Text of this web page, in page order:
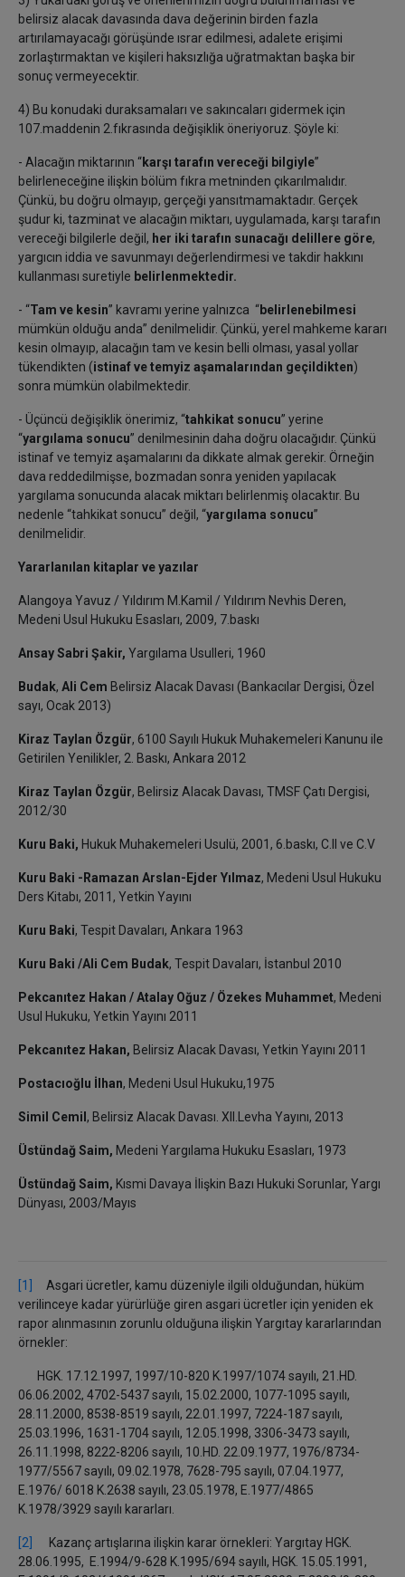
belirsiz alacak davasında dava değerinin birden fazla
artırılamayacağı görüşünde ısrar edilmesi, adalete erişimi
zorlaştırmaktan ve kişileri haksızlığa uğratmaktan başka bir
sonuç vermeyecektir.
4) Bu konudaki duraksamaları ve sakıncaları gidermek için
107.maddenin 2.fıkrasında değişiklik öneriyoruz. Şöyle ki:
- Alacağın miktarının “karşı tarafın vereceği bilgiyle”
belirleneceğine ilişkin bölüm fıkra metninden çıkarılmalıdır.
Çünkü, bu doğru olmayıp, gerçeği yansıtmamaktadır. Gerçek
şudur ki, tazminat ve alacağın miktarı, uygulamada, karşı tarafın
vereceği bilgilerle değil, her iki tarafın sunacağı delillere göre,
yargıcın iddia ve savunmayı değerlendirmesi ve takdir hakkını
kullanması suretiyle belirlenmektedir.
- “Tam ve kesin” kavramı yerine yalnızca “belirlenebilmesi
mümkün olduğu anda” denilmelidir. Çünkü, yerel mahkeme kararı
kesin olmayıp, alacağın tam ve kesin belli olması, yasal yollar
tükendikten (istinaf ve temyiz aşamalarından geçildikten)
sonra mümkün olabilmektedir.
- Üçüncü değişiklik önerimiz, “tahkikat sonucu” yerine
“yargılama sonucu” denilmesinin daha doğru olacağıdır. Çünkü
istinaf ve temyiz aşamalarını da dikkate almak gerekir. Örneğin
dava reddedilmişse, bozmadan sonra yeniden yapılacak
yargılama sonucunda alacak miktarı belirlenmiş olacaktır. Bu
nedenle “tahkikat sonucu” değil, “yargılama sonucu”
denilmelidir.
Yararlanılan kitaplar ve yazılar
Alangoya Yavuz / Yıldırım M.Kamil / Yıldırım Nevhis Deren,
Medeni Usul Hukuku Esasları, 2009, 7.baskı
Ansay Sabri Şakir, Yargılama Usulleri, 1960
Budak, Ali Cem Belirsiz Alacak Davası (Bankacılar Dergisi, Özel
sayı, Ocak 2013)
Kiraz Taylan Özgür, 6100 Sayılı Hukuk Muhakemeleri Kanunu ile
Getirilen Yenilikler, 2. Baskı, Ankara 2012
Kiraz Taylan Özgür, Belirsiz Alacak Davası, TMSF Çatı Dergisi,
2012/30
Kuru Baki, Hukuk Muhakemeleri Usulü, 2001, 6.baskı, C.II ve C.V
Kuru Baki -Ramazan Arslan-Ejder Yılmaz, Medeni Usul Hukuku
Ders Kitabı, 2011, Yetkin Yayını
Kuru Baki, Tespit Davaları, Ankara 1963
Kuru Baki /Ali Cem Budak, Tespit Davaları, İstanbul 2010
Pekcanıtez Hakan / Atalay Oğuz / Özekes Muhammet, Medeni
Usul Hukuku, Yetkin Yayını 2011
Pekcanıtez Hakan, Belirsiz Alacak Davası, Yetkin Yayını 2011
Postacıoğlu İlhan, Medeni Usul Hukuku,1975
Simil Cemil , Belirsiz Alacak Davası. XII.Levha Yayını, 2013
Üstündağ Saim, Medeni Yargılama Hukuku Esasları, 1973
Üstündağ Saim, Kısmi Davaya İlişkin Bazı Hukuki Sorunlar, Yargı
Dünyası, 2003/Mayıs
[1]
Asgari ücretler, kamu düzeniyle ilgili olduğundan, hüküm
verilinceye kadar yürürlüğe giren asgari ücretler için yeniden ek
rapor alınmasının zorunlu olduğuna ilişkin Yargıtay kararlarından
örnekler:
HGK. 17.12.1997, 1997/10-820 K.1997/1074 sayılı, 21.HD.
06.06.2002, 4702-5437 sayılı, 15.02.2000, 1077-1095 sayılı,
28.11.2000, 8538-8519 sayılı, 22.01.1997, 7224-187 sayılı,
25.03.1996, 1631-1704 sayılı, 12.05.1998, 3306-3473 sayılı,
26.11.1998, 8222-8206 sayılı, 10.HD. 22.09.1977, 1976/8734-
1977/5567 sayılı, 09.02.1978, 7628-795 sayılı, 07.04.1977,
E.1976/ 6018 K.2638 sayılı, 23.05.1978, E.1977/4865
K.1978/3929 sayılı kararları.
[2]
Kazanç artışlarına ilişkin karar örnekleri: Yargıtay HGK.
28.06.1995, E.1994/9-628 K.1995/694 sayılı, HGK. 15.05.1991,